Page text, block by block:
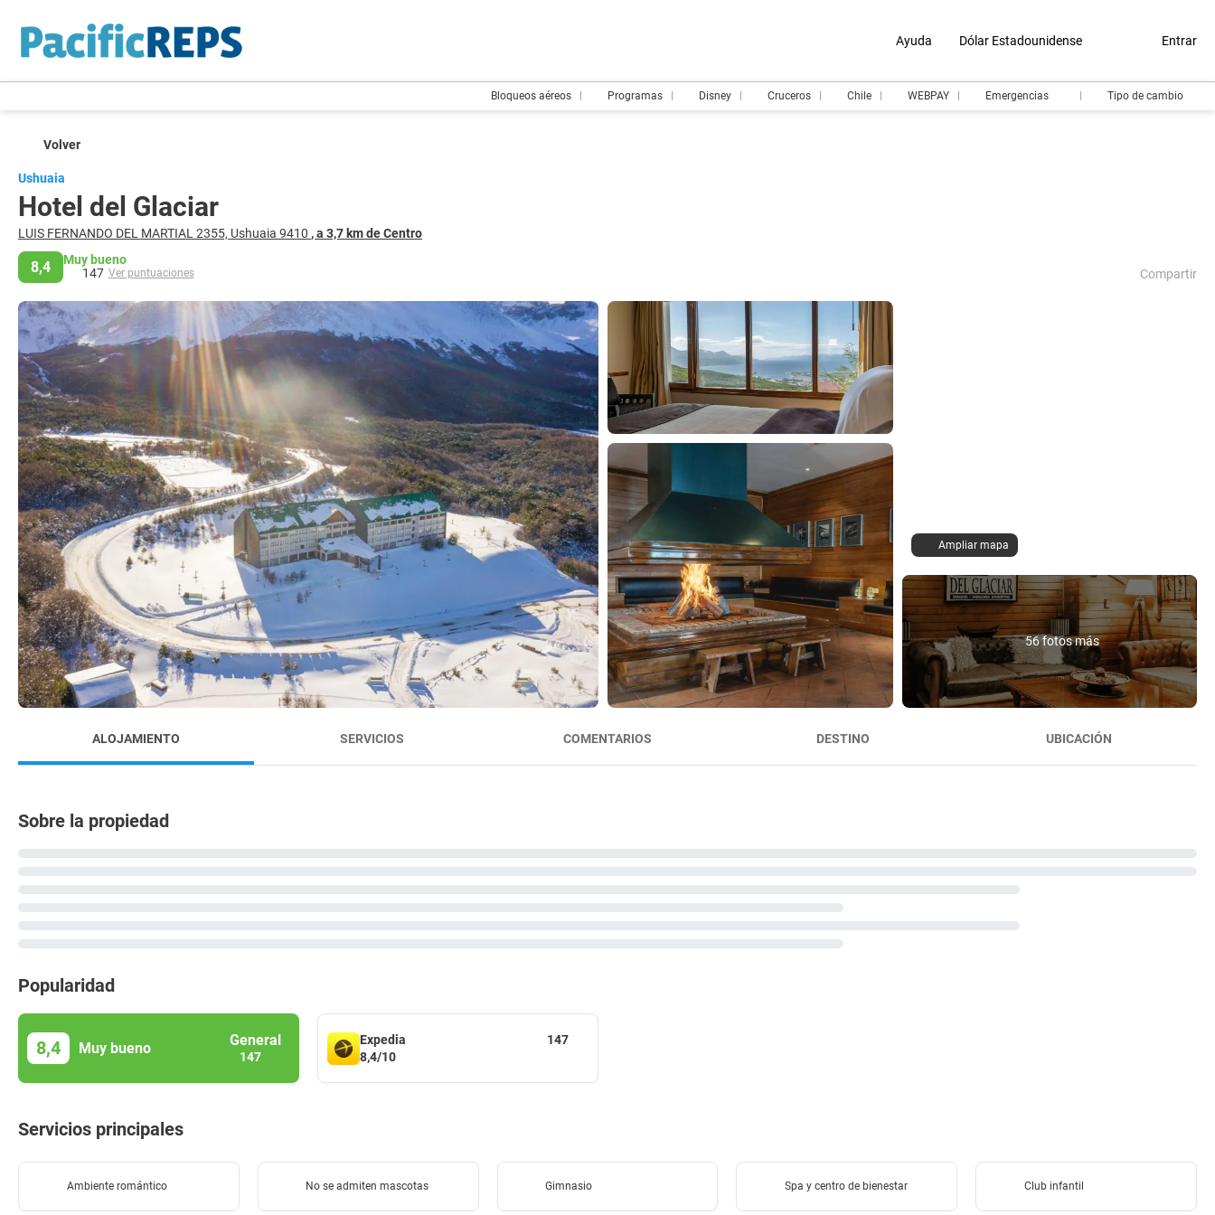
Ayuda Dólar Estadounidense Entrar
Bloqueos aéreos Programas Disney Cruceros Chile WEBPAY Emergencias Tipo de cambio
Volver
Ushuaia
Hotel del Glaciar
LUIS FERNANDO DEL MARTIAL 2355, Ushuaia 9410 , a 3,7 km de Centro
8,4
Muy bueno
147 Ver puntuaciones Compartir
Ampliar mapa
56 fotos más
ALOJAMIENTO SERVICIOS COMENTARIOS DESTINO UBICACIÓN
Sobre la propiedad
Popularidad
8,4 Muy bueno General
147
Expedia
8,4/10
147
Servicios principales
Ambiente romántico No se admiten mascotas Gimnasio Spa y centro de bienestar Club infantil